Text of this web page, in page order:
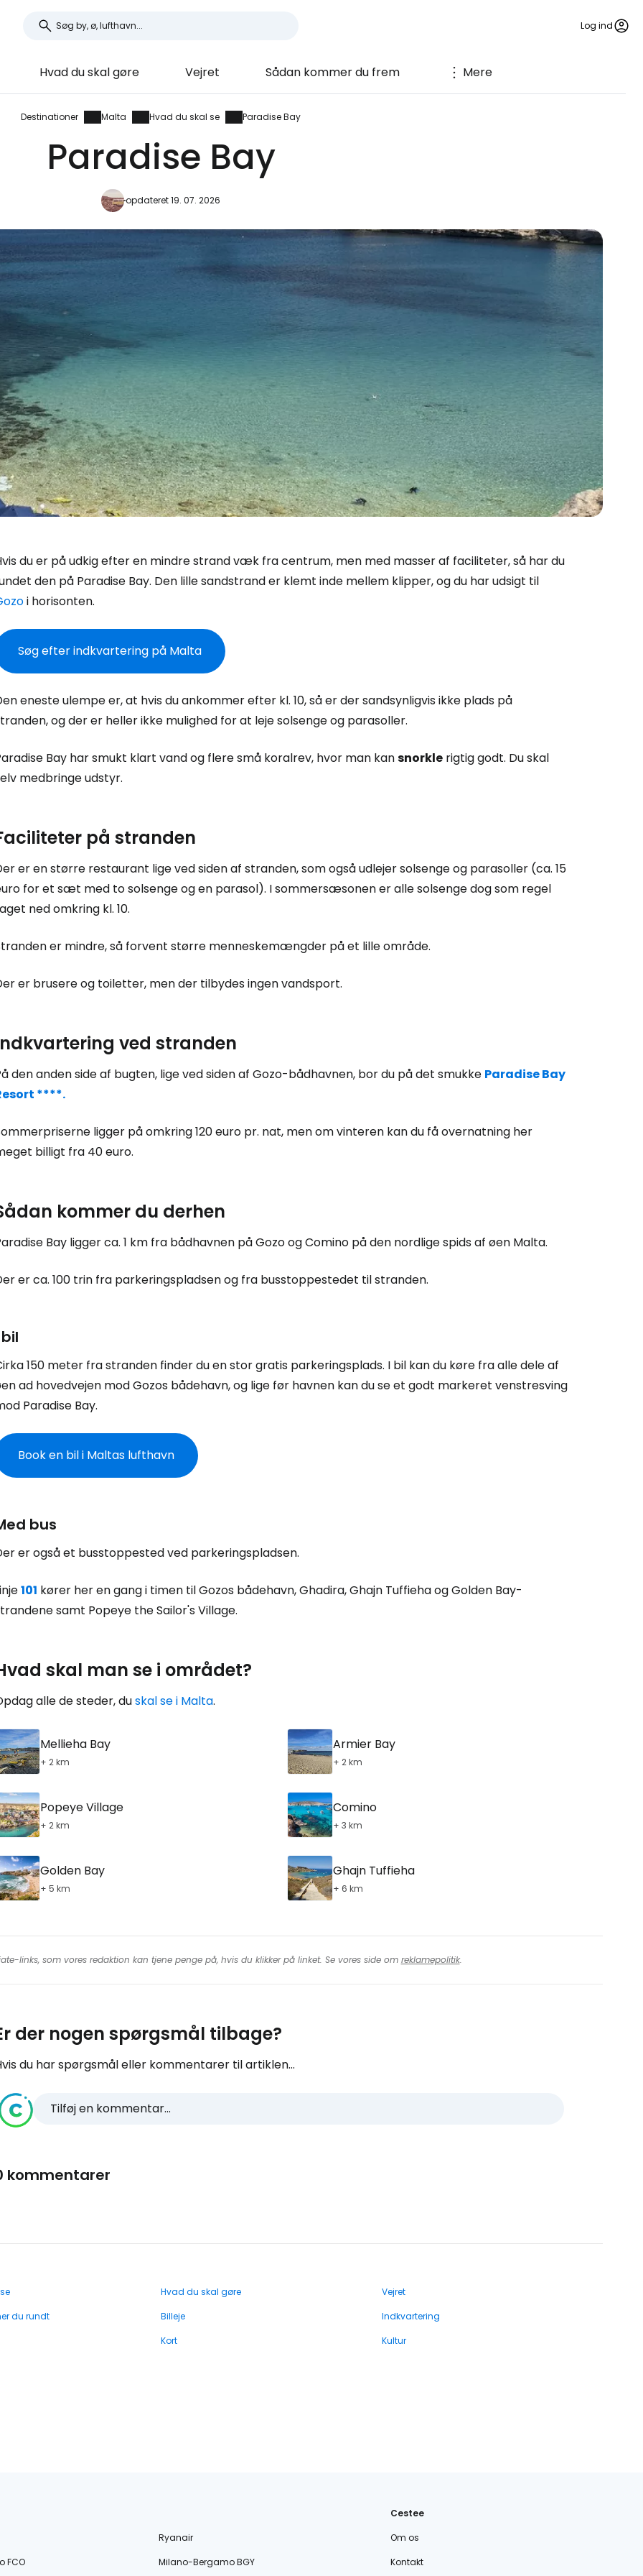
Log ind
Hvad du skal gøre Vejret Sådan kommer du frem Mere
Destinationer Malta Hvad du skal se Paradise Bay
Paradise Bay
opdateret 19. 07. 2026
du er på udkig efter en mindre strand væk fra centrum, men med masser af faciliteter, så har du
den på Paradise Bay. Den lille sandstrand er klemt inde mellem klipper, og du har udsigt til
i horisonten.
Søg efter indkvartering på Malta
eneste ulempe er, at hvis du ankommer efter kl. 10, så er der sandsynligvis ikke plads på
og der er heller ikke mulighed for at leje solsenge og parasoller.
Bay har smukt klart vand og flere små koralrev, hvor man kansnorkle rigtig godt. Du skal
medbringe udstyr.
på stranden
er en større restaurant lige ved siden af stranden, som også udlejer solsenge og parasoller (ca. 15
for et sæt med to solsenge og en parasol). I sommersæsonen er alle solsenge dog som regel
ned omkring kl. 10.
er mindre, så forvent større menneskemængder på et lille område.
er brusere og toiletter, men der tilbydes ingen vandsport.
ved stranden
den anden side af bugten, lige ved siden af Gozo-bådhavnen, bor du på det smukke Paradise Bay
****.
ligger på omkring 120 euro pr. nat, men om vinteren kan du få overnatning her
billigt fra 40 euro.
kommer du derhen
Bay ligger ca. 1 km fra bådhavnen på Gozo og Comino på den nordlige spids af øen Malta.
er ca. 100 trin fra parkeringspladsen og fra busstoppestedet til stranden.
150 meter fra stranden finder du en stor gratis parkeringsplads. I bil kan du køre fra alle dele af
ad hovedvejen mod Gozos bådehavn, og lige før havnen kan du se et godt markeret venstresving
Paradise Bay.
Book en bil i Maltas lufthavn
bus
er også et busstoppested ved parkeringspladsen.
101 kører her en gang i timen til Gozos bådehavn, Ghadira, Ghajn Tuffieha og Golden Bay-
samt Popeye the Sailor's Village.
skal man se i området?
alle de steder, duskal se i Malta.
Mellieha Bay
+ 2 km
Armier Bay
+ 2 km
Popeye Village
+ 2 km
Comino
+ 3 km
Golden Bay
+ 5 km
Ghajn Tuffieha
+ 6 km
links, som vores redaktion kan tjene penge på, hvis du klikker på linket. Se vores side om reklamepolitik.
der nogen spørgsmål tilbage?
du har spørgsmål eller kommentarer til artiklen...
Tilføj en kommentar...
kommentarer
Hvad du skal gøre
Vejret
du rundt
Billeje
Indkvartering
Kort
Kultur
Ryanair
FCO
Milano-Bergamo BGY
Cestee
Om os
Kontakt
Log ind på Cestee
Fortsæt med Facebook